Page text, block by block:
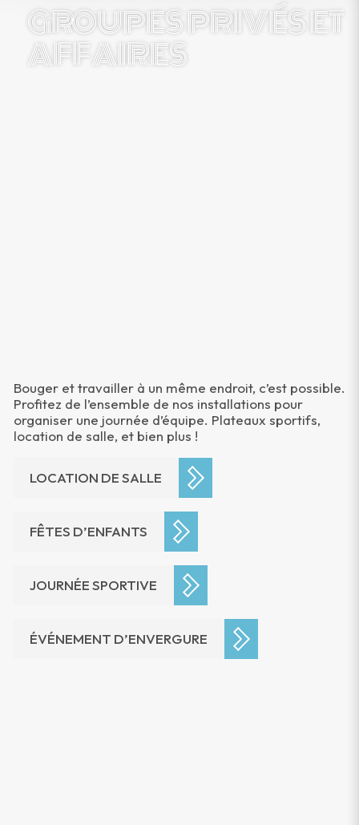
GROUPES PRIVÉS ET
AFFAIRES
Bouger et travailler à un même endroit, c’est possible.
Profitez de l’ensemble de nos installations pour
organiser une journée d’équipe. Plateaux sportifs,
location de salle, et bien plus !
LOCATION DE SALLE
FÊTES D’ENFANTS
JOURNÉE SPORTIVE
ÉVÉNEMENT D’ENVERGURE